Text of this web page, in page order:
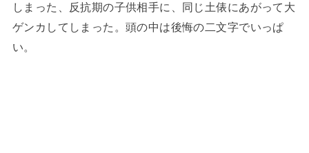
しまった、反抗期の子供相手に、同じ土俵にあがって大
ゲンカしてしまった。頭の中は後悔の二文字でいっぱ
い。